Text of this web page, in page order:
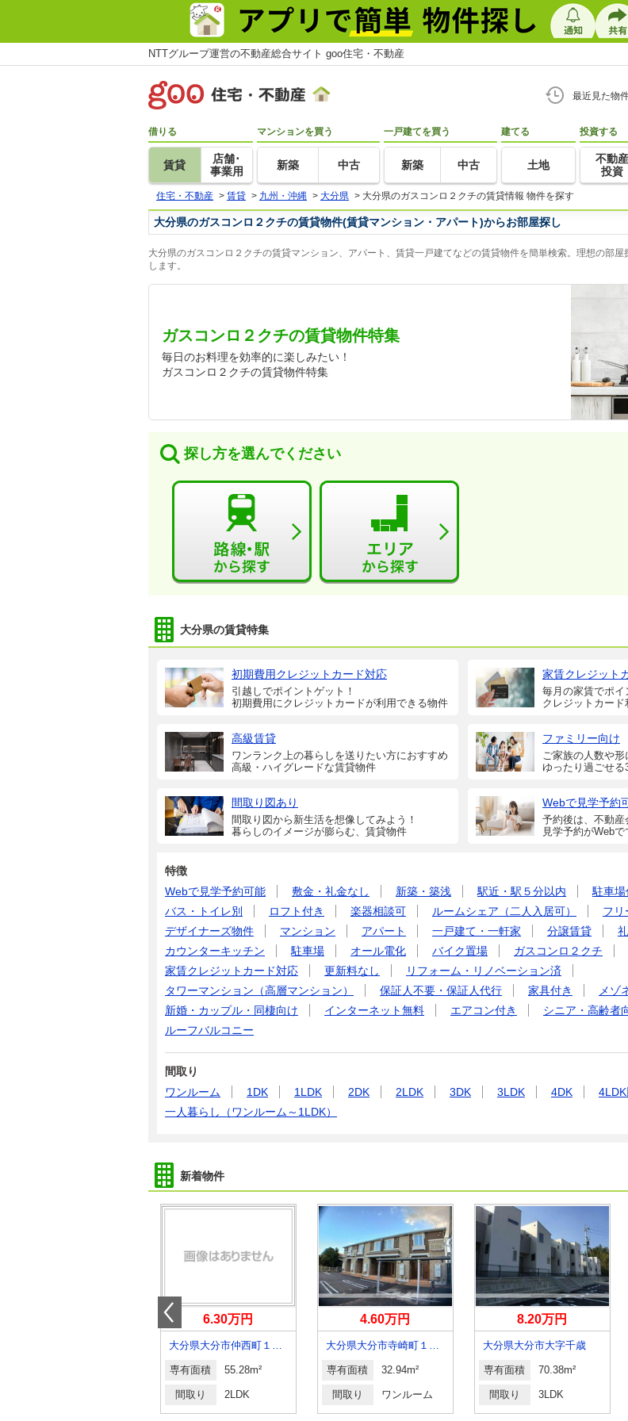
NTTグループ運営の不動産総合サイト goo住宅・不動産
最近見た物
借りる
賃貸
店舗･
事業用
マンションを買う
新築 中古
一戸建てを買う
新築 中古
建てる
土地
投資する
不動産
投資
住宅・不動産 > 賃貸 > 九州・沖縄 > 大分県 > 大分県のガスコンロ２クチの賃貸情報 物件を探す
大分県のガスコンロ２クチの賃貸物件(賃貸マンション・アパート)からお部屋探し
大分県のガスコンロ２クチの賃貸マンション、アパート、賃貸一戸建てなどの賃貸物件を簡単検索。理想の部
します。
ガスコンロ２クチの賃貸物件特集
毎日のお料理を効率的に楽しみたい！
ガスコンロ２クチの賃貸物件特集
探し方を選んでください
大分県の賃貸特集
初期費用クレジットカード対応
引越しでポイントゲット！
初期費用にクレジットカードが利用できる物件
家賃クレジット
毎月の家賃でポイ
クレジットカー
高級賃貸
ワンランク上の暮らしを送りたい方におすすめ
高級・ハイグレードな賃貸物件
ファミリー向け
ご家族の人数や形
ゆったり過ごせる
間取り図あり
間取り図から新生活を想像してみよう！
暮らしのイメージが膨らむ、賃貸物件
Webで見学予約
予約後は、不動産
見学予約がWeb
特徴
Webで見学予約可能
敷金・礼金なし 新築・築浅 駅近・駅５分以内
駐車場
バス・トイレ別
ロフト付き 楽器相談可 ルームシェア（二人入居可） フリ
デザイナーズ物件
マンション アパート 一戸建て・一軒家 分譲賃貸
カウンターキッチン
駐車場 オール電化 バイク置場
ガスコンロ２クチ
家賃クレジットカード対応
更新料なし
リフォーム・リノベーション済
タワーマンション（高層マンション）
保証人不要・保証人代行 家具付き
メゾ
新婚・カップル・同棲向け
インターネット無料 エアコン付き
シニア・高齢者
ルーフバルコニー
間取り
ワンルーム
1DK 1LDK 2DK 2LDK 3DK 3LDK 4DK
一人暮らし（ワンルーム～1LDK）
新着物件
6.30万円
大分県大分市仲西町１丁目
専有面積 55.28m²
間取り 2LDK
4.60万円
大分県大分市寺崎町１丁目
専有面積 32.94m²
間取り ワンルーム
8.20万円
大分県大分市大字千歳
専有面積 70.38m²
間取り 3LDK